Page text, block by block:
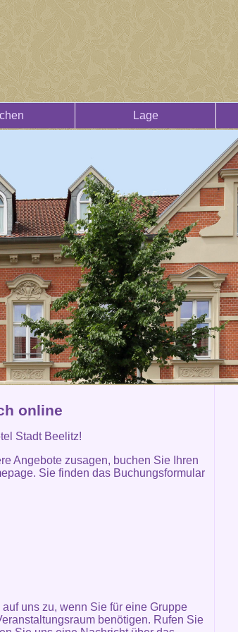
Lage
online
Stadt Beelitz!
Angebote zusagen, buchen Sie Ihren
Sie finden das Buchungsformular
uns zu, wenn Sie für eine Gruppe
benötigen. Rufen Sie